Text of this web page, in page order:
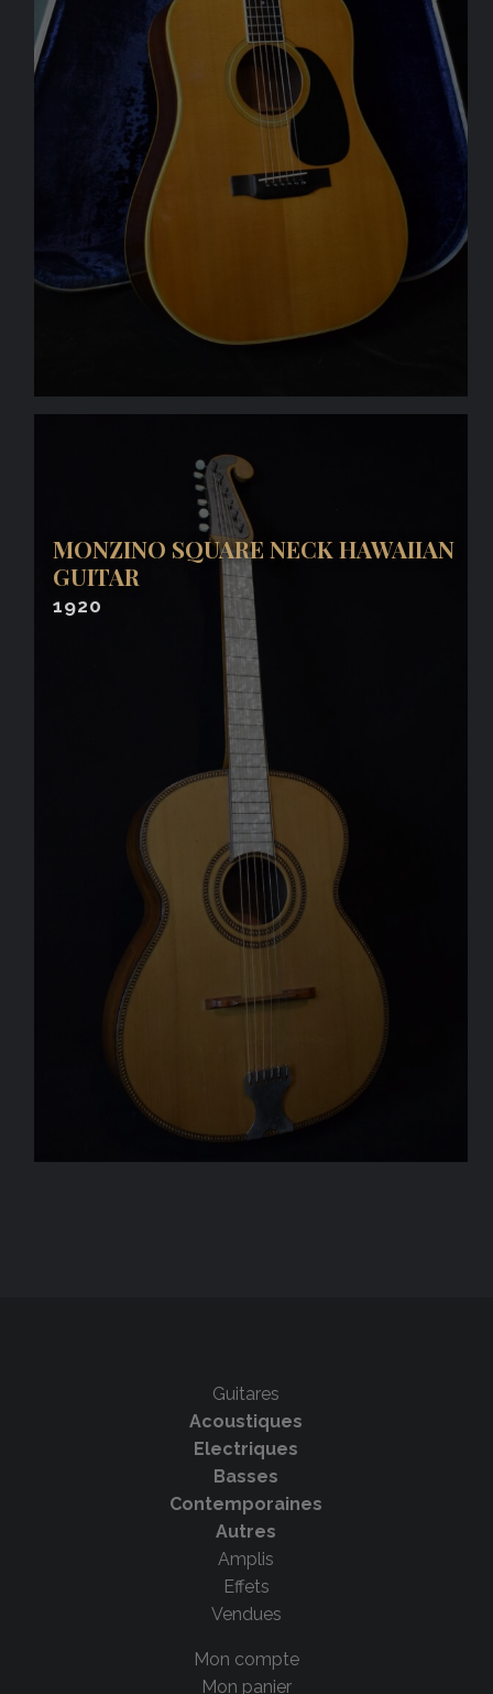
MONZINO SQUARE NECK HAWAIIAN
GUITAR
1920
Guitares
Acoustiques
Electriques
Basses
Contemporaines
Autres
Amplis
Effets
Vendues
Mon compte
Mon panier